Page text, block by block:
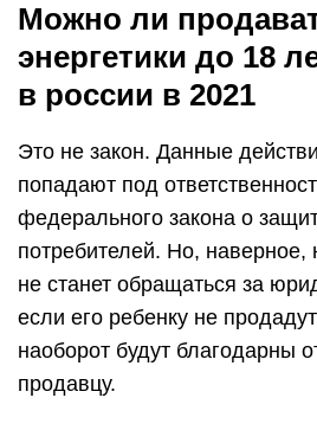
Можно ли
энергетики до 18
в россии в 2021
Это не закон. Данные
попадают под
федерального закона о
потребителей. Но, наверное,
не станет обращаться за
если его ребенку не
наоборот будут благодарны
продавцу.